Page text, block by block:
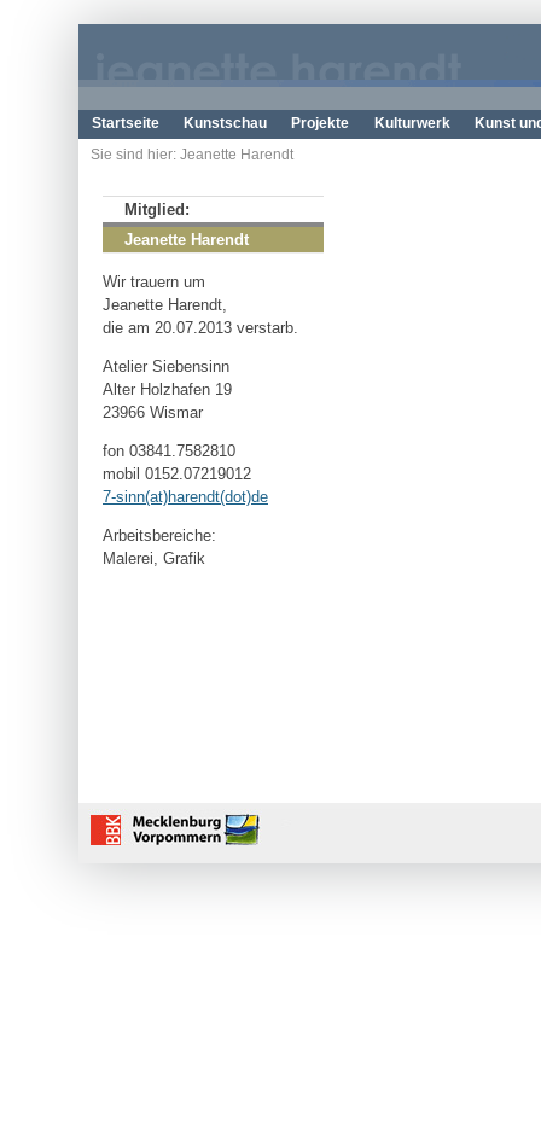
Startseite Kunstschau Projekte Kulturwerk
Kunst
Sie sind hier: Jeanette Harendt
Mitglied:
Jeanette Harendt
Wir trauern um
Jeanette Harendt,
die am 20.07.2013 verstarb.
Atelier Siebensinn
Alter Holzhafen 19
23966 Wismar
fon 03841.7582810
mobil 0152.07219012
7-sinn(at)harendt(dot)de
Arbeitsbereiche:
Malerei, Grafik